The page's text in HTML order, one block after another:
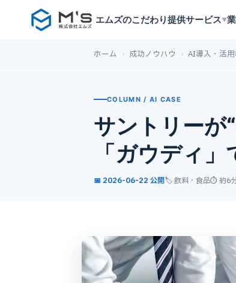
エムズのこだわり提供サービス▼
ホーム › 成功ノウハウ › AI導入・活
COLUMN / AI CASE
サントリーが
「ガウディ
📅 2026-06-22 公開🏷️ 飲料・食品⏱ 約6